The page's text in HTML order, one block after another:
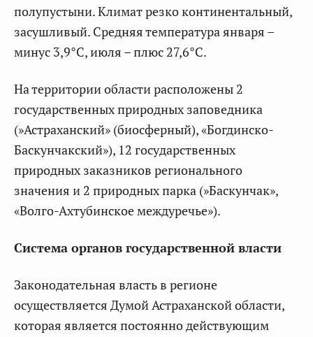
полупустыни. Климат резко континентальный,
засушливый. Средняя температура января –
минус 3,9°C, июля – плюс 27,6°C.
На территории области расположены 2
государственных природных заповедника
(»Астраханский» (биосферный), «Богдинско-
Баскунчакский»), 12 государственных
природных заказников регионального
значения и 2 природных парка (»Баскунчак»,
«Волго-Ахтубинское междуречье»).
Система органов государственной власти
Законодательная власть в регионе
осуществляется Думой Астраханской области,
которая является постоянно действующим